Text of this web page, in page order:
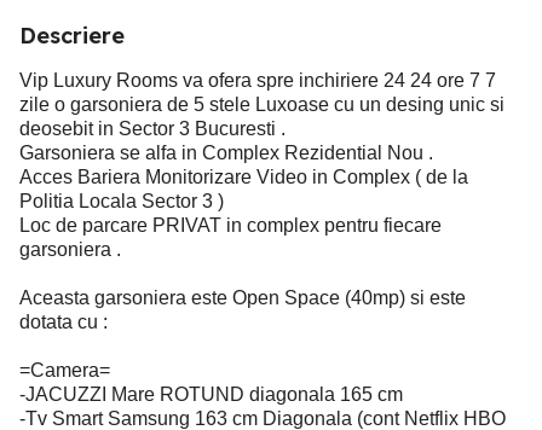
Descriere
Vip Luxury Rooms va ofera spre inchiriere 24 24 ore 7 7
zile o garsoniera de 5 stele Luxoase cu un desing unic si
deosebit in Sector 3 Bucuresti .
Garsoniera se alfa in Complex Rezidential Nou .
Acces Bariera Monitorizare Video in Complex ( de la
Politia Locala Sector 3 )
Loc de parcare PRIVAT in complex pentru fiecare
garsoniera .
Aceasta garsoniera este Open Space (40mp) si este
dotata cu :
=Camera=
-JACUZZI Mare ROTUND diagonala 165 cm
-Tv Smart Samsung 163 cm Diagonala (cont Netflix HBO